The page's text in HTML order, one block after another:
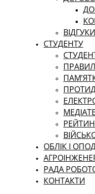
СТУДЕНТУ
ОБЛІК І
РАДА
КОНТАКТИ